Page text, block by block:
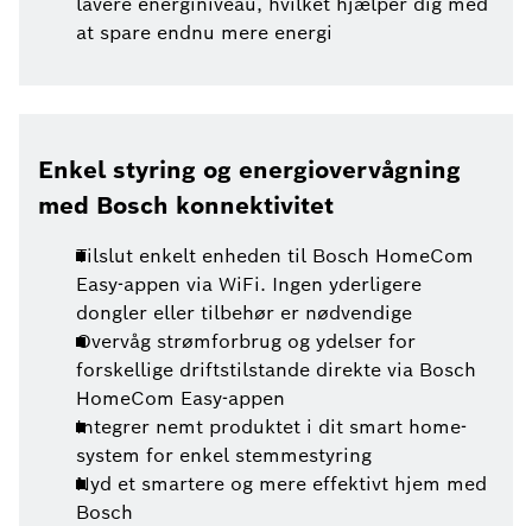
at spare endnu mere energi
Enkel styring og energiovervågning
med Bosch konnektivitet
Tilslut enkelt enheden til Bosch HomeCom
Easy-appen via WiFi. Ingen yderligere
dongler eller tilbehør er nødvendige
Overvåg strømforbrug og ydelser for
forskellige driftstilstande direkte via Bosch
HomeCom Easy-appen
Integrer nemt produktet i dit smart home-
system for enkel stemmestyring
Nyd et smartere og mere effektivt hjem med
Bosch